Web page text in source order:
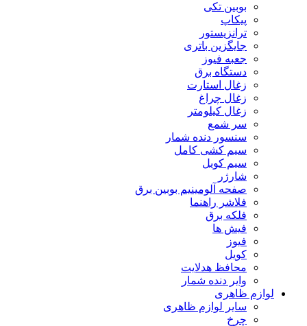
بوبین تکی
پیکاپ
ترانزیستور
جایگزین باتری
جعبه فیوز
دستگاه برق
زغال استارت
زغال چراغ
زغال کیلومتر
سر شمع
سنسور دنده شمار
سیم کشی کامل
سیم کویل
شارژر
صفحه آلومینیم بوبین برق
فلاشر راهنما
فلکه برق
فیش ها
فیوز
کویل
محافظ هدلایت
وایر دنده شمار
لوازم ظاهری
سایر لوازم ظاهری
چرخ